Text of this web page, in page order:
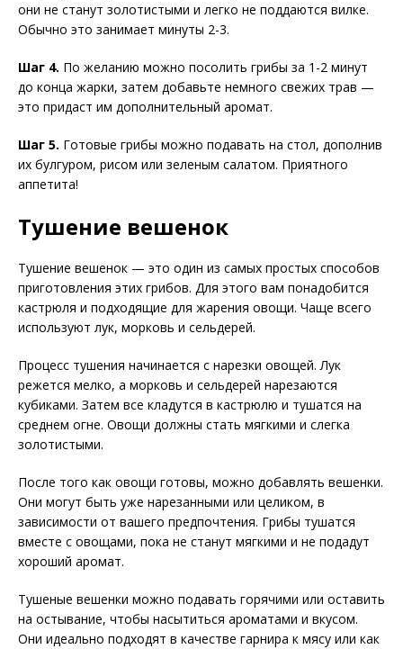
они не станут золотистыми и легко не поддаются вилке.
Обычно это занимает минуты 2-3.
Шаг 4. По желанию можно посолить грибы за 1-2 минут
до конца жарки, затем добавьте немного свежих трав —
это придаст им дополнительный аромат.
Шаг 5. Готовые грибы можно подавать на стол, дополнив
их булгуром, рисом или зеленым салатом. Приятного
аппетита!
Тушение вешенок
Тушение вешенок — это один из самых простых способов
приготовления этих грибов. Для этого вам понадобится
кастрюля и подходящие для жарения овощи. Чаще всего
используют лук, морковь и сельдерей.
Процесс тушения начинается с нарезки овощей. Лук
режется мелко, а морковь и сельдерей нарезаются
кубиками. Затем все кладутся в кастрюлю и тушатся на
среднем огне. Овощи должны стать мягкими и слегка
золотистыми.
После того как овощи готовы, можно добавлять вешенки.
Они могут быть уже нарезанными или целиком, в
зависимости от вашего предпочтения. Грибы тушатся
вместе с овощами, пока не станут мягкими и не подадут
хороший аромат.
Тушеные вешенки можно подавать горячими или оставить
на остывание, чтобы насытиться ароматами и вкусом.
Они идеально подходят в качестве гарнира к мясу или как